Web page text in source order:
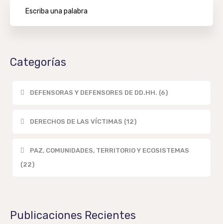
Categorías
DEFENSORAS Y DEFENSORES DE DD.HH. (6)
DERECHOS DE LAS VÍCTIMAS (12)
PAZ, COMUNIDADES, TERRITORIO Y ECOSISTEMAS
(22)
Publicaciones Recientes